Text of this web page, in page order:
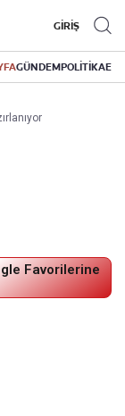
GİRİŞ
GÜNDEMPOLİTİKA
Favorilerine